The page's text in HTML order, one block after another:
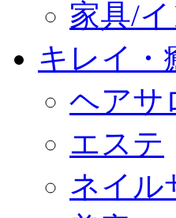
家具/
キレイ・
ヘアサ
エステ
ネイル